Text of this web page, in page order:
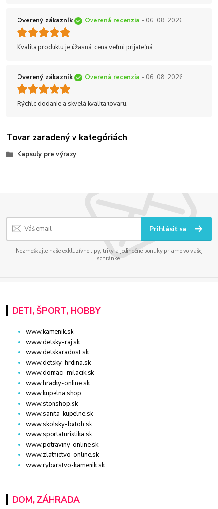
Overený zákazník Overená recenzia - 06. 08. 2026
Kvalita produktu je úžasná, cena veľmi prijateľná.
Overený zákazník Overená recenzia - 06. 08. 2026
Rýchle dodanie a skvelá kvalita tovaru.
Tovar zaradený v kategóriách
Kapsuly pre výrazy
Prihlásiť sa
Nezmeškajte naše exkluzívne tipy, triky a jedinečné ponuky priamo vo vašej
schránke.
DETI, ŠPORT, HOBBY
www.kamenik.sk
www.detsky-raj.sk
www.detskaradost.sk
www.detsky-hrdina.sk
www.domaci-milacik.sk
www.hracky-online.sk
www.kupelna.shop
www.stonshop.sk
www.sanita-kupelne.sk
www.skolsky-batoh.sk
www.sportaturistika.sk
www.potraviny-online.sk
www.zlatnictvo-online.sk
www.rybarstvo-kamenik.sk
DOM, ZÁHRADA